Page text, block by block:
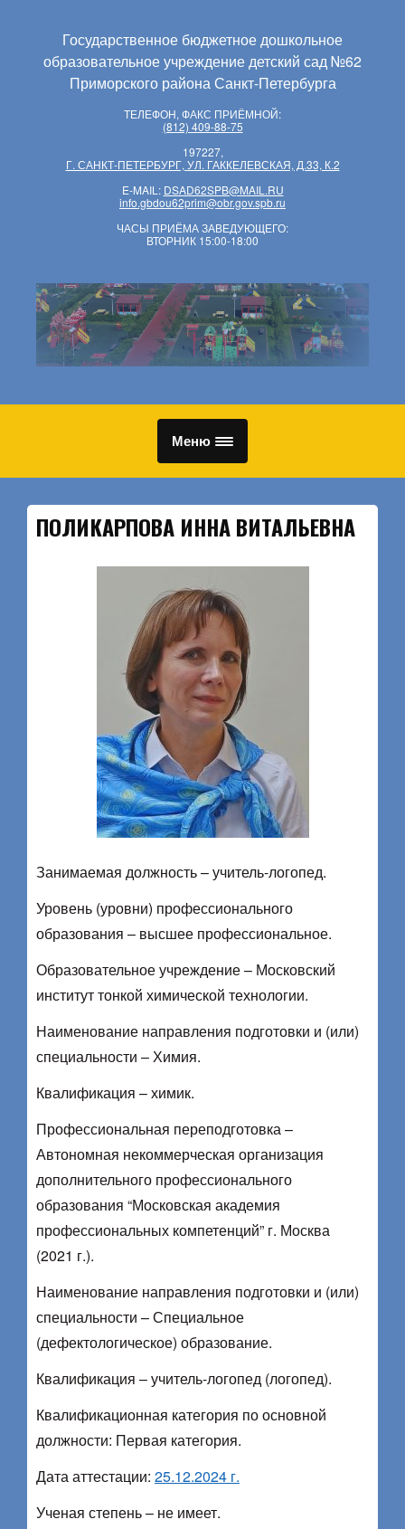
Государственное бюджетное дошкольное
образовательное учреждение детский сад №62
Приморского района Санкт-Петербурга
ТЕЛЕФОН, ФАКС ПРИЁМНОЙ:
(812) 409-88-75
197227,
Г. САНКТ-ПЕТЕРБУРГ, УЛ. ГАККЕЛЕВСКАЯ, Д.33, К.2
E-MAIL: DSAD62SPB@MAIL.RU
info.gbdou62prim@obr.gov.spb.ru
ЧАСЫ ПРИЁМА ЗАВЕДУЮЩЕГО:
ВТОРНИК 15:00-18:00
Меню
ПОЛИКАРПОВА ИННА ВИТАЛЬЕВНА
Занимаемая должность – учитель-логопед.
Уровень (уровни) профессионального
образования – высшее профессиональное.
Образовательное учреждение – Московский
институт тонкой химической технологии.
Наименование направления подготовки и (или)
специальности – Химия.
Квалификация – химик.
Профессиональная переподготовка –
Автономная некоммерческая организация
дополнительного профессионального
образования “Московская академия
профессиональных компетенций” г. Москва
(2021 г.).
Наименование направления подготовки и (или)
специальности – Специальное
(дефектологическое) образование.
Квалификация – учитель-логопед (логопед).
Квалификационная категория по основной
должности: Первая категория.
Дата аттестации: 25.12.2024 г.
Ученая степень – не имеет.